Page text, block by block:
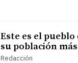
Este es el pueblo
su población
Redacción